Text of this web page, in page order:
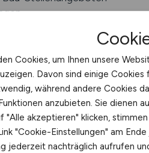
schalten
Rückrufservice
entstehen bei vielen
sich der Bedarf
Arbeitsmarkt ist
Cookies, um Ihnen unsere
Davon sind einige
während andere Cookies
anzubieten. Sie dienen
"Alle akzeptieren" klicken,
"Cookie-Einstellungen" am
jederzeit nachträglich aufrufen